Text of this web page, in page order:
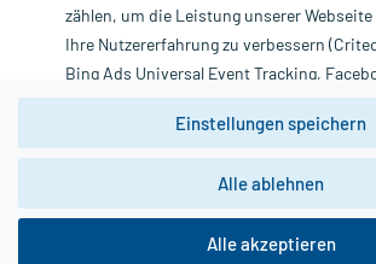
unserer Datenschutzerklärung. Für den
nutzen Sie das Formular:
Vertrag widerrufen
*Hinweise zu unseren Aktionen und
zählen, um die Leistung unserer
Ihre Nutzererfahrung zu verbessern
Bing Ads Universal Event Tracking,
Youtube-Social Plugin).
Wir weisen darauf hin, dass die
zwingend den Europäischen
DSGVO genügen und ein Datentransfer in
Daten dort verarbeitet werden, kann nicht
Einstellungen speichern
Alle ablehnen
Alle akzeptieren